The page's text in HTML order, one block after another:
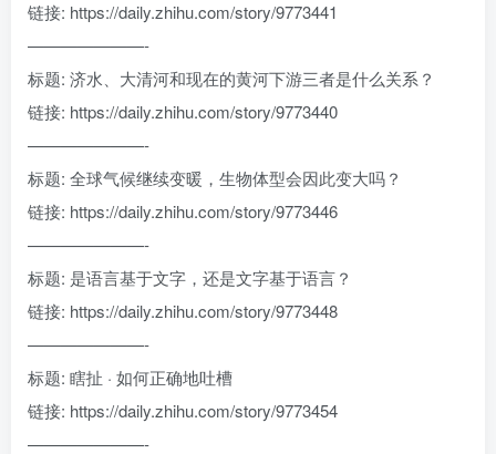
链接: https://daily.zhihu.com/story/9773441
———————-
标题: 济水、大清河和现在的黄河下游三者是什么关系？
链接: https://daily.zhihu.com/story/9773440
———————-
标题: 全球气候继续变暖，生物体型会因此变大吗？
链接: https://daily.zhihu.com/story/9773446
———————-
标题: 是语言基于文字，还是文字基于语言？
链接: https://daily.zhihu.com/story/9773448
———————-
标题: 瞎扯 · 如何正确地吐槽
链接: https://daily.zhihu.com/story/9773454
———————-